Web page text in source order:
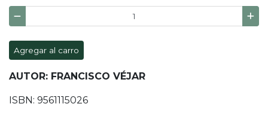
Agregar al carro
AUTOR: FRANCISCO VÉJAR
ISBN: 9561115026